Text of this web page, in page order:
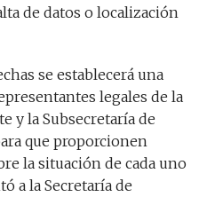
de datos o localización
se establecerá una
legales de la
y la Subsecretaría de
que proporcionen
la situación de cada uno
a la Secretaría de